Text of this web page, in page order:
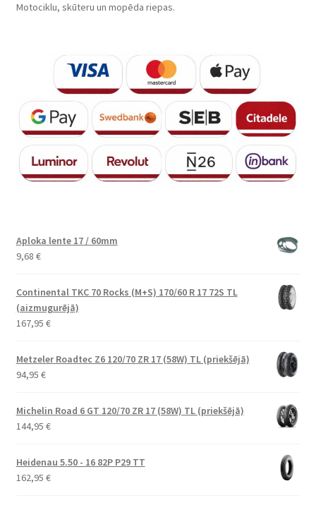
Motociklu, skūteru un mopēda riepas.
Aploka lente 17 / 60mm
9,68 €
Continental TKC 70 Rocks (M+S) 170/60 R 17 72S TL
(aizmugurējā)
167,95 €
Metzeler Roadtec Z6 120/70 ZR 17 (58W) TL (priekšējā)
94,95 €
Michelin Road 6 GT 120/70 ZR 17 (58W) TL (priekšējā)
144,95 €
Heidenau 5.50 - 16 82P P29 TT
162,95 €